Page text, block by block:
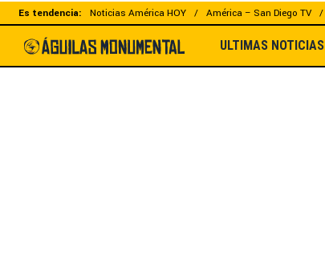
Es tendencia: Noticias América HOY América – San Diego TV
ULTIMAS NOTICIAS